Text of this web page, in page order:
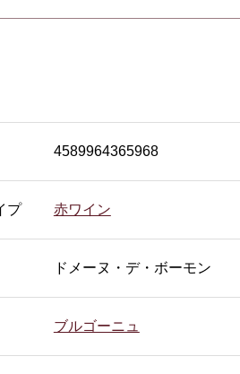
4589964365968
プ 赤ワイン
ドメーヌ・デ・ボーモン
ブルゴーニュ